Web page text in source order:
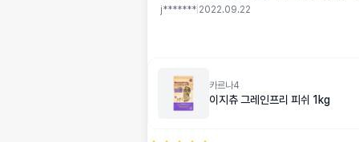
제품 사용 할 땐 조금이나마 꼬릿꼬릿한 냄새
j******* 2022.09.22
카르나4
이지츄 그레인프리 피쉬 1kg